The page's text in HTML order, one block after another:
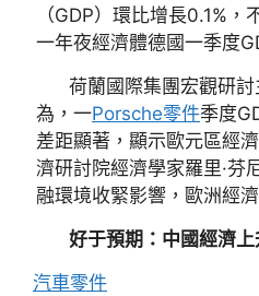
（GDP）環比增長0.1%
一年夜經濟體德國一季度
荷蘭國際集團宏觀研
為，一Porsche零件季度
差距顯著，顯示歐元區經
濟研討院經濟學家羅里·芬
融環境收緊影響，歐洲經
好于預期：中國經濟
汽車零件